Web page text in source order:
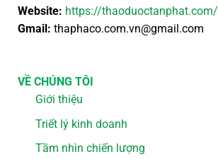
Website: https://thaoduoctanphat.com/
Gmail: thaphaco.com.vn@gmail.com
VỀ CHÚNG TÔI
Giới thiệu
Triết lý kinh doanh
Tầm nhìn chiến lượng